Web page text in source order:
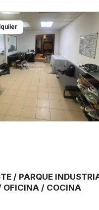
/ PARQUE
OFICINA / COCINA